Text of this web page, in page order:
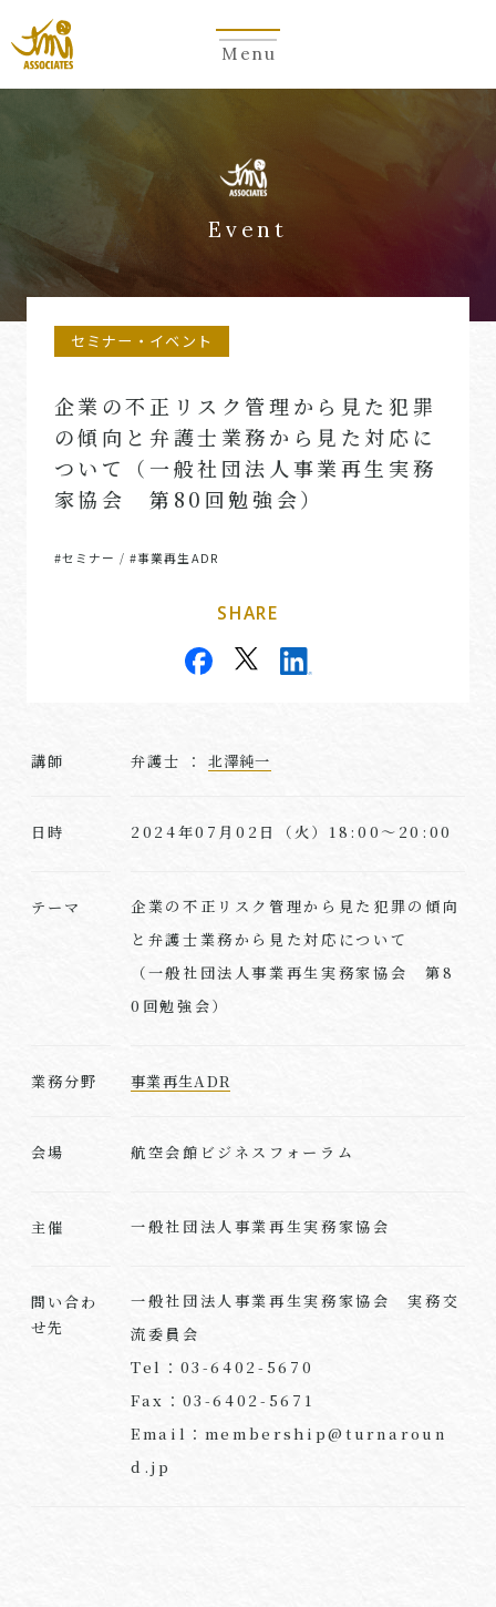
Menu
Event
セミナー・イベント
企業の不正リスク管理から見た犯罪
の傾向と弁護士業務から見た対応に
ついて（一般社団法人事業再生実務
家協会 第80回勉強会）
#セミナー /#事業再生ADR
SHARE
講師 弁護士 ： 北澤純一
日時 2024年07月02日（火）18:00～20:00
テーマ
企業の不正リスク管理から見た犯罪の傾向
と弁護士業務から見た対応について
（一般社団法人事業再生実務家協会 第8
0回勉強会）
業務分野 事業再生ADR
会場 航空会館ビジネスフォーラム
主催 一般社団法人事業再生実務家協会
問い合わ
せ先
一般社団法人事業再生実務家協会 実務交
流委員会
Tel：03-6402-5670
Fax：03-6402-5671
Email：membership@turnaroun
d.jp